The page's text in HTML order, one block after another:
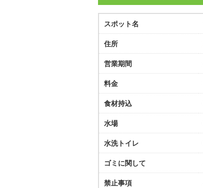
スポット名
住所
営業期間
料金
食材持込
水場
水洗トイレ
ゴミに関して
禁止事項